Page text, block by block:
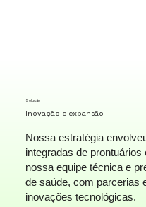
Solução
Nossa estratégia
integradas de
nossa equipe técnica e
de saúde, com parcerias
inovações tecnológicas.
Inovação e expansão